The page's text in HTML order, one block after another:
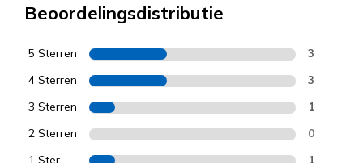
Beoordelingsdistributie
5 Sterren 3
4 Sterren 3
3 Sterren 1
2 Sterren 0
1 Ster 1